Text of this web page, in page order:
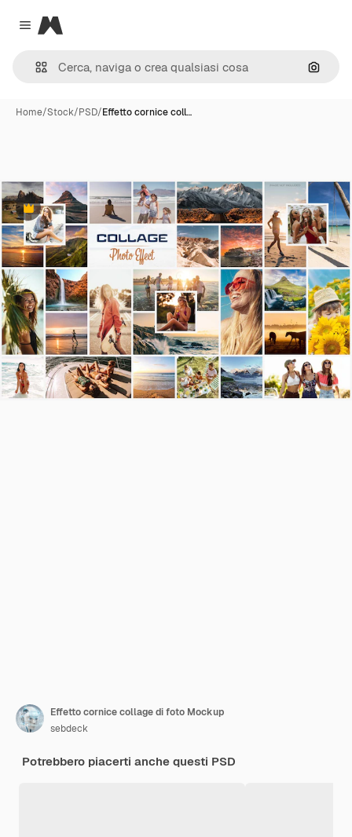
Close menu
Magnific
Cerca
Home/Stock/PSD/Effetto cornice coll…
Premium
Effetto cornice collage di foto Mockup
sebdeck
Potrebbero piacerti anche questi PSD